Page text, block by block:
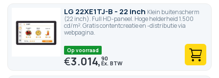
LG 22XE1TJ-B - 22 inch Klein buitenscherm
(22 inch). Full HD-paneel. Hoge helderheid 1.500
cd/m². Gratis contentcreatie en -distributie via
webpagina.
Op voorraad
€3.014,90